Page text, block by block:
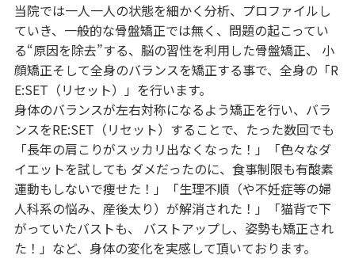
当院では一人一人の状態を細かく分析、プロファイルし
ていき、一般的な骨盤矯正では無く、問題の起こってい
る“原因を除去”する、脳の習性を利用した骨盤矯正、 小
顔矯正そして全身のバランスを矯正する事で、全身の「R
E:SET（リセット）」を行います。
身体のバランスが左右対称になるよう矯正を行い、バラ
ンスをRE:SET（リセット）することで、たった数回でも
「長年の肩こりがスッカリ出なくなった！」「色々なダ
イエットを試しても ダメだったのに、食事制限も有酸素
運動もしないで痩せた！」「生理不順（や不妊症等の婦
人科系の悩み、産後太り）が解消された！」「猫背で下
がっていたバストも、 バストアップし、姿勢も矯正され
た！」など、身体の変化を実感して頂いております。